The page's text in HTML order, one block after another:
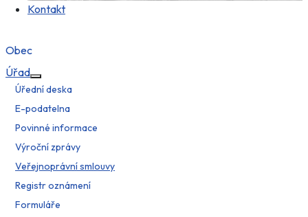
Kontakt
Obec
Úřad
Více o: Úřad
Úřední deska
E-podatelna
Povinné informace
Výroční zprávy
Veřejnoprávní smlouvy
Registr oznámení
Formuláře